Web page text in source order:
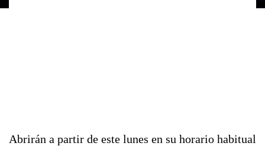
Abrirán a partir de este lunes en su horario habitual